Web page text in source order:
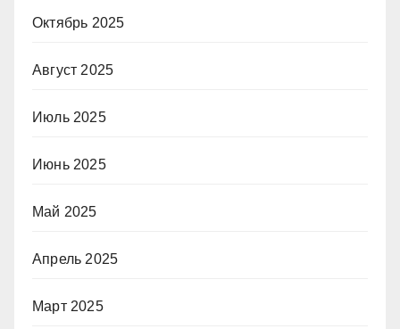
Октябрь 2025
Август 2025
Июль 2025
Июнь 2025
Май 2025
Апрель 2025
Март 2025